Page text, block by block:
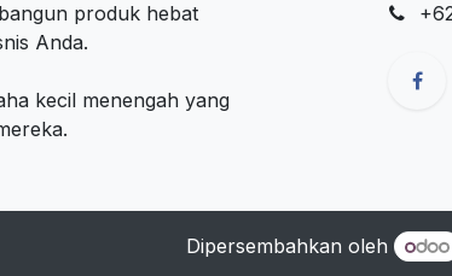
produk hebat
Anda.
kecil menengah yang
Dipersembahkan oleh